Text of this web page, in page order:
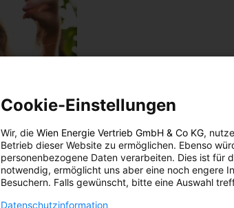
Cookie-Einstellungen
Wir, die Wien Energie Vertrieb GmbH & Co KG,
Betrieb dieser Website zu ermöglichen. Ebenso
personenbezogene Daten verarbeiten. Dies ist für
notwendig, ermöglicht uns aber eine noch engere
Besuchern. Falls gewünscht, bitte eine Auswahl
Datenschutzinformation